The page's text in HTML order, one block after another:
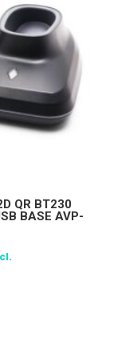
QR BT230
BASE AVP-